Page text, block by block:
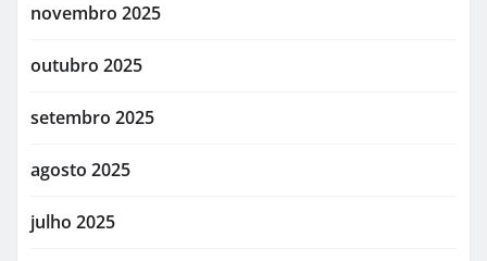
novembro 2025
outubro 2025
setembro 2025
agosto 2025
julho 2025